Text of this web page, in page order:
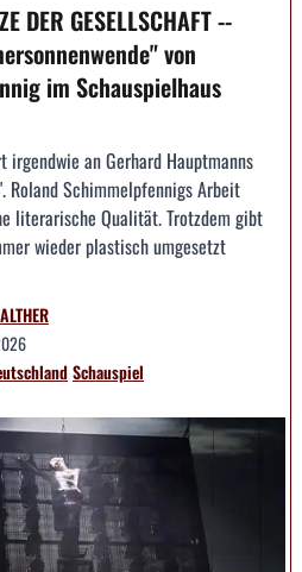
DER GESELLSCHAFT --
von
im Schauspielhaus
an Gerhard Hauptmanns
Roland Schimmelpfennigs Arbeit
literarische Qualität. Trotzdem gibt
wieder plastisch umgesetzt
Schauspiel